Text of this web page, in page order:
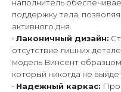
наполнитель
поддержку тела,
активного дня.
• Лаконичный дизайн:
отсутствие лишних
модель Винсент
который никогда не
• Надежный каркас: